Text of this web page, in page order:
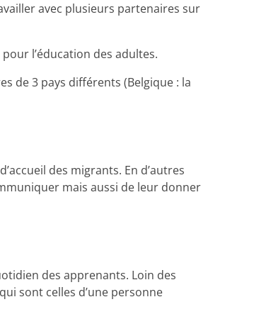
avec plusieurs partenaires sur
l’éducation des adultes.
de 3 pays différents (Belgique : la
des migrants. En d’autres
mais aussi de leur donner
des apprenants. Loin des
sont celles d’une personne